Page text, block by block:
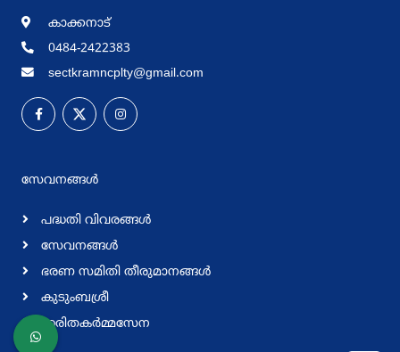
കാക്കനാട്
0484-2422383
sectkramncplty@gmail.com
സേവനങ്ങള്‍
പദ്ധതി വിവരങ്ങള്‍
സേവനങ്ങള്‍
ഭരണ സമിതി തീരുമാനങ്ങള്‍
കുടുംബശ്രീ
ഹരിതകര്‍മ്മസേന